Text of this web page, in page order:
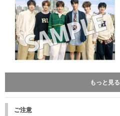
※絵柄は各チェーンごとに異なります。
もっと見る
ご注意